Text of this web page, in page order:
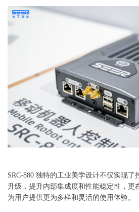
SRC-880 独特的工业美学设计不仅实现了
升级，提升内部集成度和性能稳定性，更
为用户提供更为多样和灵活的使用体验。